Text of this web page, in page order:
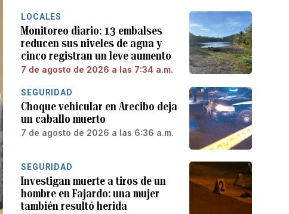
LOCALES
Monitoreo diario: 13 embalses
reducen sus niveles de agua y
cinco registran un leve aumento
7 de agosto de 2026 a las 7:34 a.m.
SEGURIDAD
Choque vehicular en Arecibo deja
un caballo muerto
7 de agosto de 2026 a las 6:36 a.m.
SEGURIDAD
Investigan muerte a tiros de un
hombre en Fajardo: una mujer
también resultó herida